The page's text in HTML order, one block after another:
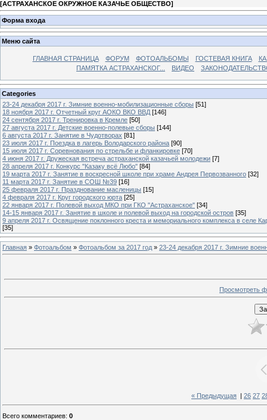
[АСТРАХАНСКОЕ ОКРУЖНОЕ КАЗАЧЬЕ ОБЩЕСТВО]
Форма входа
Меню сайта
ГЛАВНАЯ СТРАНИЦА ФОРУМ ФОТОАЛЬБОМЫ ГОСТЕВАЯ КНИГА
ПАМЯТКА АСТРАХАНСКОГ...
ВИДЕО
Categories
23-24 декабря 2017 г. Зимние военно-мобилизационные сборы [51]
18 ноября 2017 г. Отчетный круг АОКО ВКО ВВД [146]
24 сентября 2017 г. Тренировка в Кремле [50]
27 августа 2017 г. Детские военно-полевые сборы [144]
6 августа 2017 г. Занятие в Чудотворах [81]
23 июля 2017 г. Поездка в лагерь Володарского района [90]
15 июля 2017 г. Соревнования по стрельбе и фланкировке [70]
4 июня 2017 г. Дружеская встреча астраханской казачьей молодежи [7]
28 апреля 2017 г. Конкурс "Казаку всё Любо" [84]
19 марта 2017 г. Занятие в воскресной школе при храме Андрея Первозванного [32]
11 марта 2017 г. Занятие в СОШ №39 [16]
25 февраля 2017 г. Празднование масленицы [15]
4 февраля 2017 г. Круг городского юрта [25]
22 января 2017 г. Полевой выход МКО при ГКО "Астраханское" [34]
14-15 января 2017 г. Занятие в школе и полевой выход на городской остров [35]
9 апреля 2017 г. Освящение поклонного креста и мемориального комплекса в селе
[35]
Главная » Фотоальбом » Фотоальбом за 2017 год » 23-24 декабря 2017 г. Зимние
Просмотреть
« Предыдущая 26 27
Всего комментариев: 0